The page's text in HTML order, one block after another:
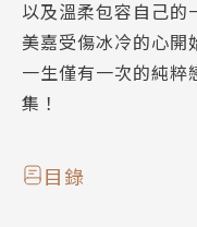
以及溫柔包容自己的
美嘉受傷冰冷的心
一生僅有一次的純粹
集！
目錄